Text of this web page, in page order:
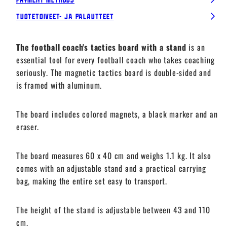
Tuotetoiveet- ja palautteet
The football coach's tactics board with a stand is an
essential tool for every football coach who takes coaching
seriously. The magnetic tactics board is double-sided and
is framed with aluminum.
The board includes colored magnets, a black marker and an
eraser.
The board measures 60 x 40 cm and weighs 1.1 kg. It also
comes with an adjustable stand and a practical carrying
bag, making the entire set easy to transport.
The height of the stand is adjustable between 43 and 110
cm.